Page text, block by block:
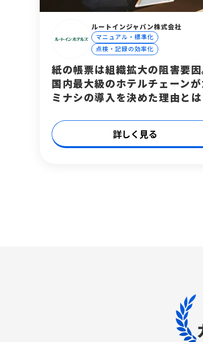
ルートインジャパン株式会社
マニュアル・標準化
点検・記録の効率化
紙の帳票は組織拡大の阻害要因
国内最大級のホテルチェーンが
ミナシの導入を決めた理由とは
詳しく見る